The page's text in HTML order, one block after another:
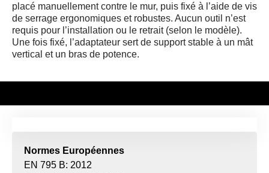
placé manuellement contre le mur, puis fixé à l’aide de vis
de serrage ergonomiques et robustes. Aucun outil n’est
requis pour l’installation ou le retrait (selon le modèle).
Une fois fixé, l’adaptateur sert de support stable à un mât
vertical et un bras de potence.
Normes Européennes
EN 795 B: 2012